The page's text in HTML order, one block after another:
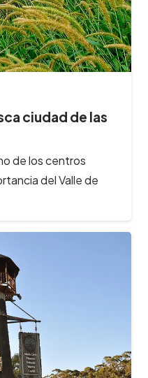
ciudad de las
de los centros
del Valle de